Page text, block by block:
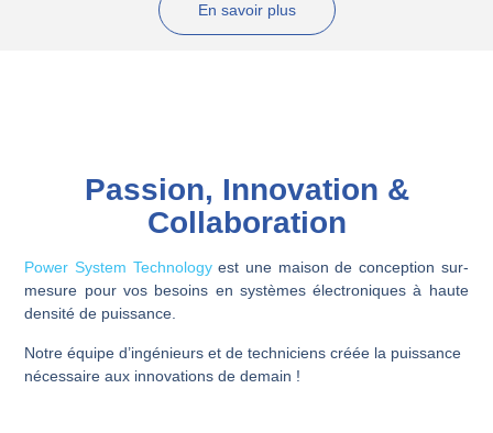
En savoir plus
Passion, Innovation &
Collaboration
Power System Technology est une maison de conception sur-
mesure pour vos besoins en systèmes électroniques à haute
densité de puissance.
Notre équipe d’ingénieurs et de techniciens créée la puissance
nécessaire aux innovations de demain !